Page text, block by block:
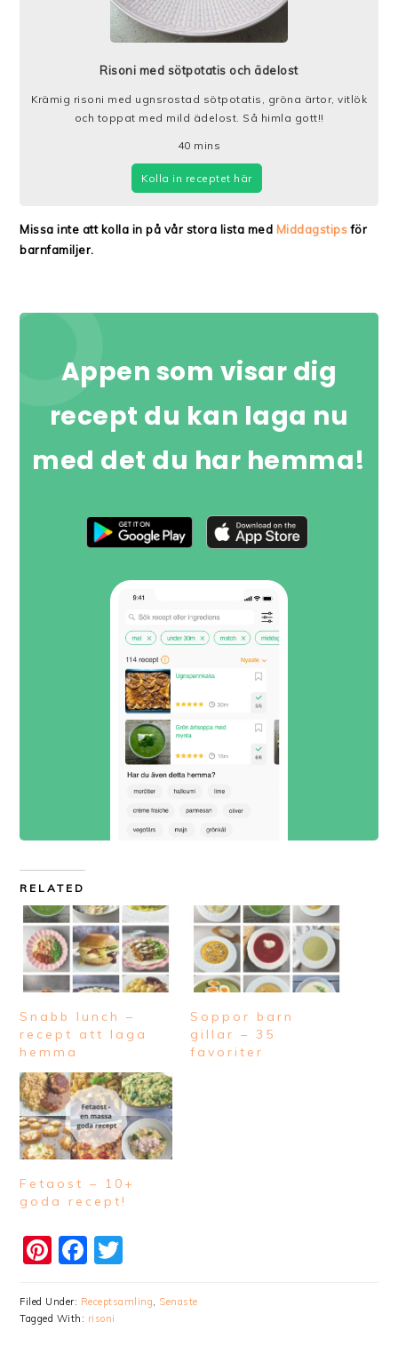
Risoni med sötpotatis och ädelost
Krämig risoni med ugnsrostad sötpotatis, gröna ärtor, vitlök
och toppat med mild ädelost. Så himla gott!!
40 mins
Kolla in receptet här
Missa inte att kolla in på vår stora lista med Middagstipsför
barnfamiljer.
Appen som visar dig
recept du kan laga nu
med det du har hemma!
RELATED
Snabb lunch –
recept att laga
hemma
Soppor barn
gillar – 35
favoriter
Fetaost – 10+
goda recept!
Pinterest
Facebook
Filed Under: Receptsamling, Senaste
Tagged With: risoni